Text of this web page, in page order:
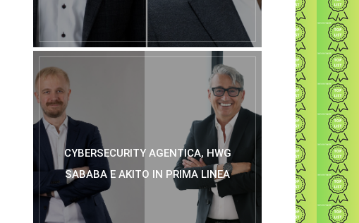
CYBERSECURITY AGENTICA, HWG
SABABA E AKITO IN PRIMA LINEA